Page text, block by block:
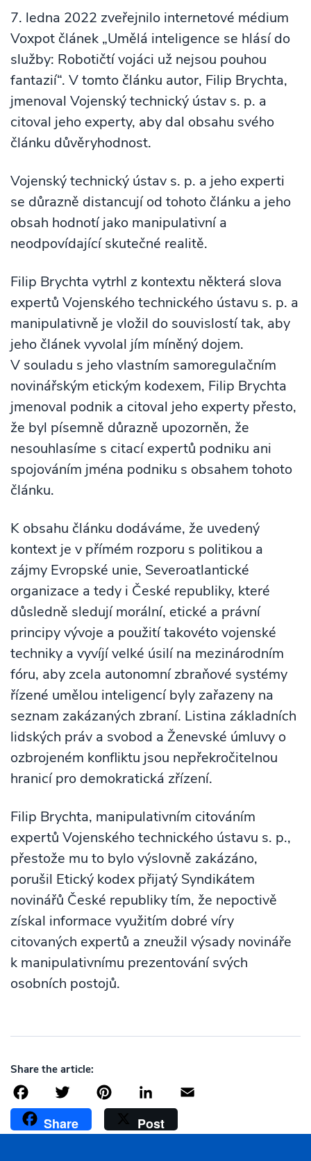
7. ledna 2022 zveřejnilo internetové médium
Voxpot článek „Umělá inteligence se hlásí do
služby: Robotičtí vojáci už nejsou pouhou
fantazií“. V tomto článku autor, Filip Brychta,
jmenoval Vojenský technický ústav s. p. a
citoval jeho experty, aby dal obsahu svého
článku důvěryhodnost.
Vojenský technický ústav s. p. a jeho experti
se důrazně distancují od tohoto článku a jeho
obsah hodnotí jako manipulativní a
neodpovídající skutečné realitě.
Filip Brychta vytrhl z kontextu některá slova
expertů Vojenského technického ústavu s. p. a
manipulativně je vložil do souvislostí tak, aby
jeho článek vyvolal jím míněný dojem.
V souladu s jeho vlastním samoregulačním
novinářským etickým kodexem, Filip Brychta
jmenoval podnik a citoval jeho experty přesto,
že byl písemně důrazně upozorněn, že
nesouhlasíme s citací expertů podniku ani
spojováním jména podniku s obsahem tohoto
článku.
K obsahu článku dodáváme, že uvedený
kontext je v přímém rozporu s politikou a
zájmy Evropské unie, Severoatlantické
organizace a tedy i České republiky, které
důsledně sledují morální, etické a právní
principy vývoje a použití takovéto vojenské
techniky a vyvíjí velké úsilí na mezinárodním
fóru, aby zcela autonomní zbraňové systémy
řízené umělou inteligencí byly zařazeny na
seznam zakázaných zbraní. Listina základních
lidských práv a svobod a Ženevské úmluvy o
ozbrojeném konfliktu jsou nepřekročitelnou
hranicí pro demokratická zřízení.
Filip Brychta, manipulativním citováním
expertů Vojenského technického ústavu s. p.,
přestože mu to bylo výslovně zakázáno,
porušil Etický kodex přijatý Syndikátem
novinářů České republiky tím, že nepoctivě
získal informace využitím dobré víry
citovaných expertů a zneužil výsady novináře
k manipulativnímu prezentování svých
osobních postojů.
Share the article:
FacebookTwitterPinterestLinkedIn
Share Post